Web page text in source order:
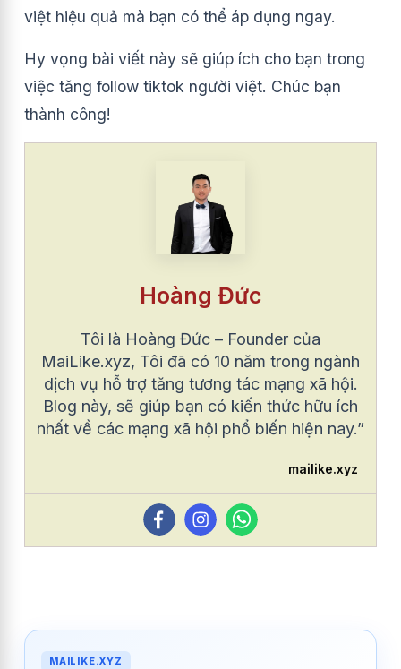
việt hiệu quả mà bạn có thể áp dụng ngay.
Hy vọng bài viết này sẽ giúp ích cho bạn trong
việc tăng follow tiktok người việt. Chúc bạn
thành công!
Hoàng Đức
Tôi là Hoàng Đức – Founder của
MaiLike.xyz, Tôi đã có 10 năm trong ngành
dịch vụ hỗ trợ tăng tương tác mạng xã hội.
Blog này, sẽ giúp bạn có kiến thức hữu ích
nhất về các mạng xã hội phổ biến hiện nay.”
mailike.xyz
MAILIKE.XYZ